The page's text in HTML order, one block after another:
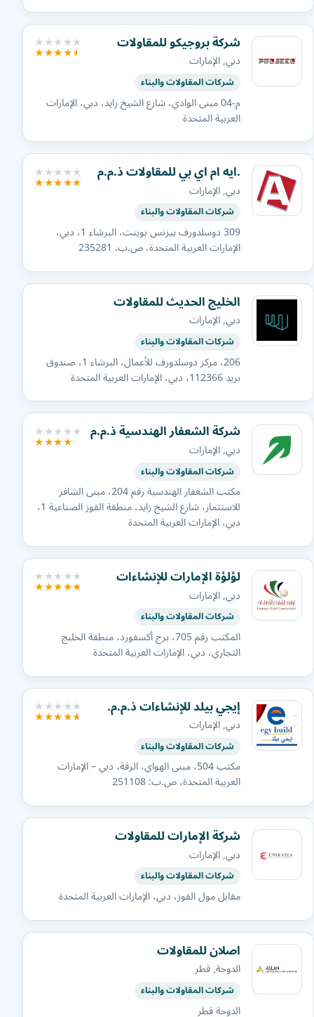
شركة بروجيكو للمقاولات
دبي, الإمارات
شركات المقاولات والبناء
م-04 مبنى الوادي، شارع الشيخ زايد، دبي، الإمارات
العربية المتحدة
.ايه ام اي بي للمقاولات ذ.م.م
دبي, الإمارات
شركات المقاولات والبناء
309 دوسلدورف بيزنس بوينت، البرشاء 1، دبي،
الإمارات العربية المتحدة، ص.ب. 235281
الخليج الحديث للمقاولات
دبي, الإمارات
شركات المقاولات والبناء
206، مركز دوسلدورف للأعمال، البرشاء 1، صندوق
بريد 112366، دبي، الإمارات العربية المتحدة
شركة الشعفار الهندسية ذ.م.م
دبي, الإمارات
شركات المقاولات والبناء
مكتب الشعفار الهندسية رقم 204، مبنى الشافر
للاستثمار، شارع الشيخ زايد، منطقة القوز الصناعية 1،
دبي، الإمارات العربية المتحدة
لؤلؤة الإمارات للإنشاءات
دبي, الإمارات
شركات المقاولات والبناء
المكتب رقم 705، برج أكسفورد، منطقة الخليج
التجاري، دبي، الإمارات العربية المتحدة
إيجي بيلد للإنشاءات ذ.م.م.
دبي, الإمارات
شركات المقاولات والبناء
مكتب 504، مبنى الهواي، الرقة، دبي – الإمارات
العربية المتحدة، ص.ب: 251108
شركة الإمارات للمقاولات
دبي, الإمارات
شركات المقاولات والبناء
مقابل مول القوز، دبي، الإمارات العربية المتحدة
اصلان للمقاولات
الدوحة, قطر
شركات المقاولات والبناء
الدوحة قطر